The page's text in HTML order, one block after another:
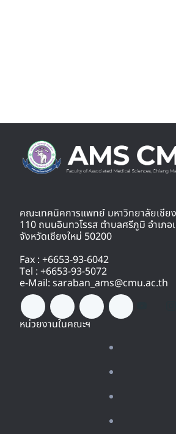
คณะเทคนิคการแพทย์ มหาวิทยาลัยเชีย
110 ถนนอินทวโรรส ตำบลศรีภูมิ อำเภอ
จังหวัดเชียงใหม่ 50200
Fax : +6653-93-6042
Tel : +6653-93-5072
e-Mail: saraban_ams@cmu.ac.th
หน่วยงานในคณะฯ